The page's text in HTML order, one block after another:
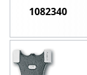
1082340